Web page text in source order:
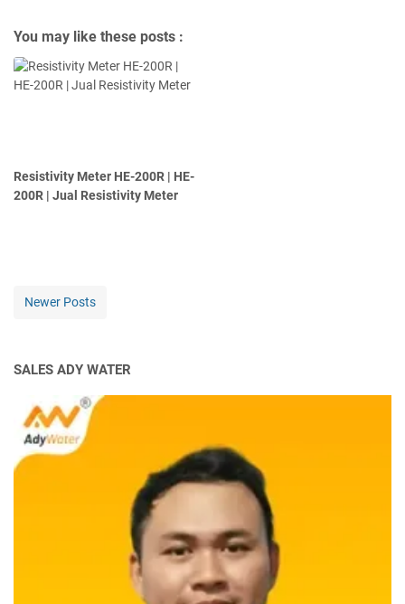
You may like these posts :
Resistivity Meter HE-200R | HE-
200R | Jual Resistivity Meter
Newer Posts
SALES ADY WATER